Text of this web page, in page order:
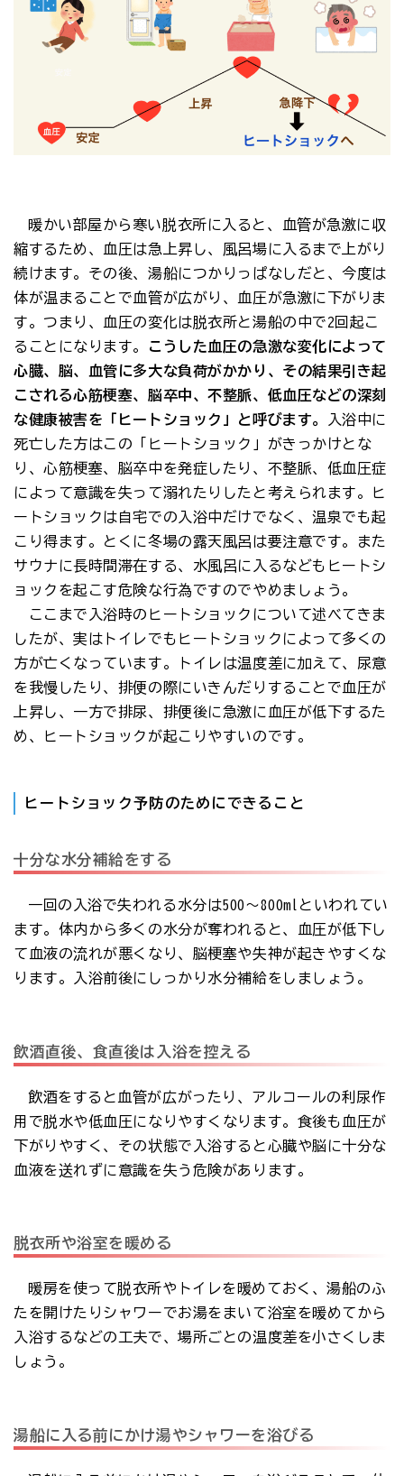
暖かい部屋から寒い脱衣所に入ると、血管が急激に収
縮するため、血圧は急上昇し、風呂場に入るまで上がり
続けます。その後、湯船につかりっぱなしだと、今度は
体が温まることで血管が広がり、血圧が急激に下がりま
す。つまり、血圧の変化は脱衣所と湯船の中で2回起こ
ることになります。
こうした血圧の急激な変化によって
心臓、脳、血管に多大な負荷がかかり、その結果引き起
こされる心筋梗塞、脳卒中、不整脈、低血圧などの深刻
な健康被害を「ヒートショック」と呼びます。
入浴中に
死亡した方はこの「ヒートショック」がきっかけとな
り、心筋梗塞、脳卒中を発症したり、不整脈、低血圧症
によって意識を失って溺れたりしたと考えられます。ヒ
ートショックは自宅での入浴中だけでなく、温泉でも起
こり得ます。とくに冬場の露天風呂は要注意です。また
サウナに長時間滞在する、水風呂に入るなどもヒートシ
ョックを起こす危険な行為ですのでやめましょう。
ここまで入浴時のヒートショックについて述べてきま
したが、実はトイレでもヒートショックによって多くの
方が亡くなっています。トイレは温度差に加えて、尿意
を我慢したり、排便の際にいきんだりすることで血圧が
上昇し、一方で排尿、排便後に急激に血圧が低下するた
め、ヒートショックが起こりやすいのです。
ヒートショック予防のためにできること
十分な水分補給をする
一回の入浴で失われる水分は500～800mlといわれてい
ます。体内から多くの水分が奪われると、血圧が低下し
て血液の流れが悪くなり、脳梗塞や失神が起きやすくな
ります。入浴前後にしっかり水分補給をしましょう。
飲酒直後、食直後は入浴を控える
飲酒をすると血管が広がったり、アルコールの利尿作
用で脱水や低血圧になりやすくなります。食後も血圧が
下がりやすく、その状態で入浴すると心臓や脳に十分な
血液を送れずに意識を失う危険があります。
脱衣所や浴室を暖める
暖房を使って脱衣所やトイレを暖めておく、湯船のふ
たを開けたりシャワーでお湯をまいて浴室を暖めてから
入浴するなどの工夫で、場所ごとの温度差を小さくしま
しょう。
湯船に入る前にかけ湯やシャワーを浴びる